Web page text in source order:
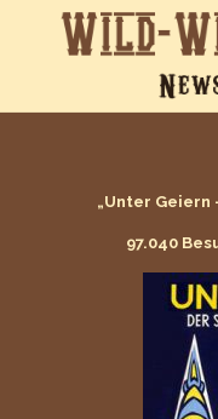
„Unter Geiern
97.040